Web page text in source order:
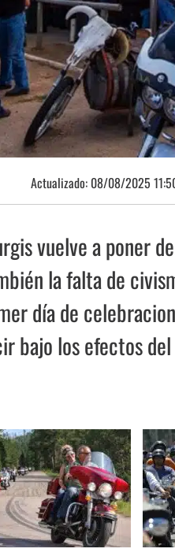
Actualizado: 08/08/2025
vuelve a poner
la falta de
día de
bajo los efectos